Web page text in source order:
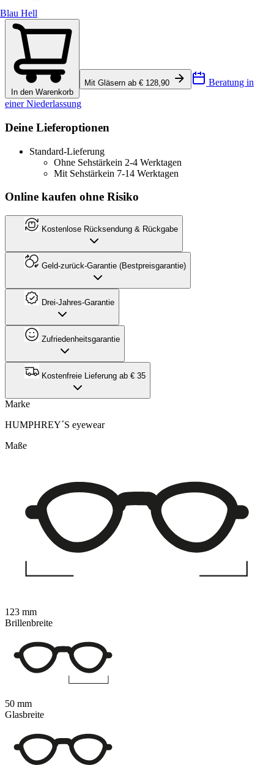
Blau Hell
In den Warenkorb
Mit Gläsern ab € 128,90 Beratung in
einer Niederlassung
Deine Lieferoptionen
Standard-Lieferung
Ohne Sehstärkein 2-4 Werktagen
Mit Sehstärkein 7-14 Werktagen
Online kaufen ohne Risiko
Kostenlose Rücksendung & Rückgabe
Geld-zurück-Garantie (Bestpreisgarantie)
Drei-Jahres-Garantie
Zufriedenheitsgarantie
Kostenfreie Lieferung ab € 35
Marke
HUMPHREY´S eyewear
Maße
123 mm
Brillenbreite
50 mm
Glasbreite